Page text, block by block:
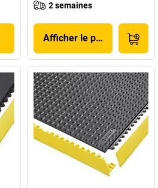
2 semaines
Afficher le produit